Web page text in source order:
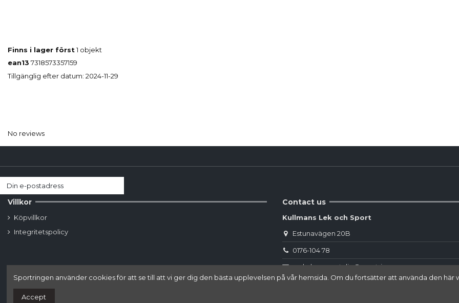
Finns i lager först1 objekt
ean13 7318573357159
Tillgänglig efter datum: 2024-11-29
No reviews
Villkor
Köpvillkor
Integritetspolicy
Contact us
Kullmans Lek och Sport
Estunavägen 20B
0176-104 78
webshop.norrtalje@sportringen.se
Sportringen använder cookies för att se till att vi ger dig den bästa upplevelsen på vår hemsida. Om du fortsätter att använda den
Accept